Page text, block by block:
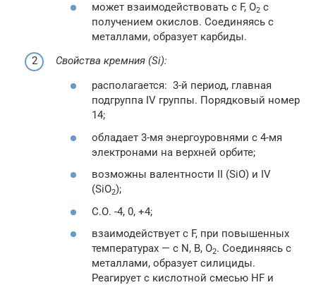
может взаимодействовать с F, O2 с
получением окислов. Соединяясь с
металлами, образует карбиды.
Свойства кремния (Si):
располагается: 3-й период, главная
подгруппа IV группы. Порядковый номер
14;
обладает 3-мя энергоуровнями с 4-мя
электронами на верхней орбите;
возможны валентности II (SiO) и IV
(SiO2);
С.О. -4, 0, +4;
взаимодействует с F, при повышенных
температурах — с N, B, O2. Соединяясь с
металлами, образует силициды.
Реагирует с кислотной смесью HF и